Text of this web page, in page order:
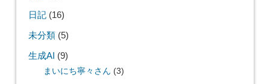
日記(16)
未分類(5)
生成AI (9)
まいにち寧々さん (3)